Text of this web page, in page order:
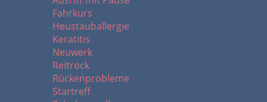
Fahrkurs
Heustauballergie
Keratitis
Neuwerk
Reitrock
Rückenprobleme
Startreff